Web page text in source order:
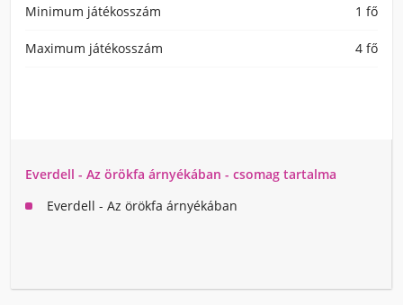
Minimum játékosszám 1 fő
Maximum játékosszám 4 fő
Everdell - Az örökfa árnyékában - csomag tartalma
Everdell - Az örökfa árnyékában